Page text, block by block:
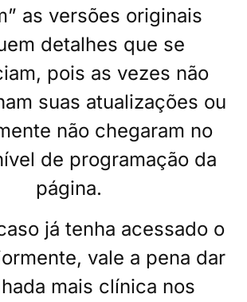
as versões originais
detalhes que se
pois as vezes não
suas atualizações ou
não chegaram no
de programação da
página.
já tenha acessado o
vale a pena dar
mais clínica nos